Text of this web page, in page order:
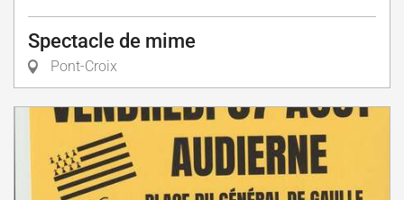
Spectacle de mime
Pont-Croix